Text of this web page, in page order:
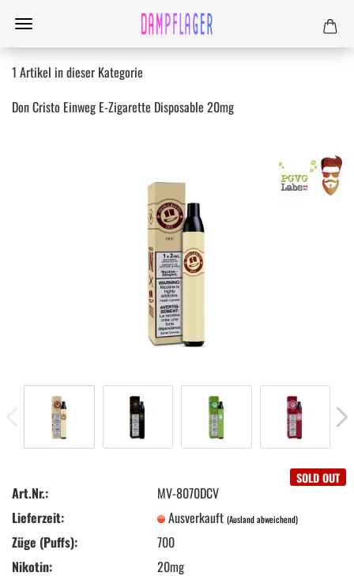
1 Artikel in dieser Kategorie
Don Cristo Einweg E-Zigarette Disposable 20mg
SOLD OUT
Art.Nr.:
MV-8070DCV
Lieferzeit:
Ausverkauft(Ausland abweichend)
Züge (Puffs):
700
Nikotin:
20mg